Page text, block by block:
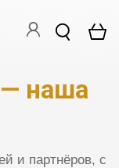
наша
и партнёров, с